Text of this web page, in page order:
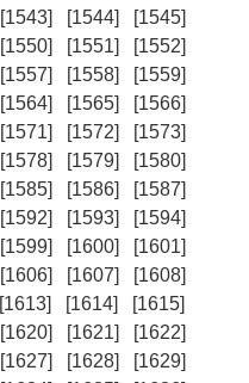
[1543] [1544]
[1545]
[1550] [1551]
[1552]
[1557] [1558]
[1559]
[1564] [1565]
[1566]
[1571] [1572]
[1573]
[1578] [1579]
[1580]
[1585] [1586]
[1587]
[1592] [1593]
[1594]
[1599] [1600]
[1601]
[1606] [1607]
[1608]
[1613] [1614]
[1615]
[1620] [1621]
[1622]
[1627] [1628]
[1629]